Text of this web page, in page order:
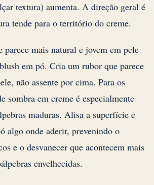
textura) aumenta. A direção geral é
tende para o território do creme.
parece mais natural e jovem em pele
em pó. Cria um rubor que parece
não assente por cima. Para os
sombra em creme é especialmente
maduras. Alisa a superfície e
algo onde aderir, prevenindo o
e o desvanecer que acontecem mais
envelhecidas.